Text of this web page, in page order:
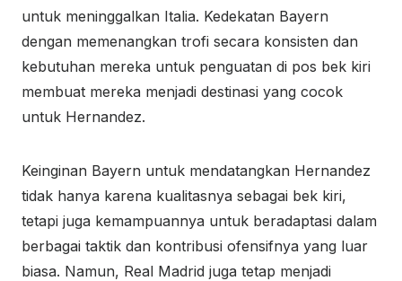
untuk meninggalkan Italia. Kedekatan Bayern
dengan memenangkan trofi secara konsisten dan
kebutuhan mereka untuk penguatan di pos bek kiri
membuat mereka menjadi destinasi yang cocok
untuk Hernandez.
Keinginan Bayern untuk mendatangkan Hernandez
tidak hanya karena kualitasnya sebagai bek kiri,
tetapi juga kemampuannya untuk beradaptasi dalam
berbagai taktik dan kontribusi ofensifnya yang luar
biasa. Namun, Real Madrid juga tetap menjadi